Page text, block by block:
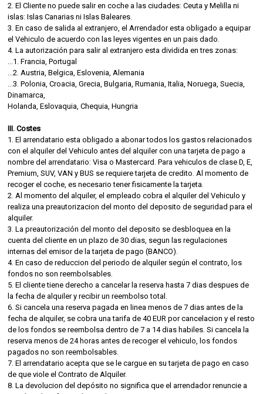
2. El Cliente no puede salir en coche a las ciudades: Ceuta y Melilla ni
islas: Islas Canarias ni Islas Baleares.
3. En caso de salida al extranjero, el Arrendador esta obligado a equipar
el Vehiculo de acuerdo con las leyes vigentes en un pais dado.
4. La autorización para salir al extranjero esta dividida en tres zonas:
...1. Francia, Portugal
...2. Austria, Belgica, Eslovenia, Alemania
...3. Polonia, Croacia, Grecia, Bulgaria, Rumania, Italia, Noruega, Suecia,
Dinamarca,
Holanda, Eslovaquia, Chequia, Hungria
III. Costes
1. El arrendatario esta obligado a abonar todos los gastos relacionados
con el alquiler del Vehiculo antes del alquiler con una tarjeta de pago a
nombre del arrendatario: Visa o Mastercard. Para vehiculos de clase D, E,
Premium, SUV, VAN y BUS se requiere tarjeta de credito. Al momento de
recoger el coche, es necesario tener fisicamente la tarjeta.
2. Al momento del alquiler, el empleado cobra el alquiler del Vehiculo y
realiza una preautorizacion del monto del deposito de seguridad para el
alquiler.
3. La preautorización del monto del deposito se desbloquea en la
cuenta del cliente en un plazo de 30 dias, segun las regulaciones
internas del emisor de la tarjeta de pago (BANCO).
4. En caso de reduccion del periodo de alquiler según el contrato, los
fondos no son reembolsables.
5. El cliente tiene derecho a cancelar la reserva hasta 7 dias despues de
la fecha de alquiler y recibir un reembolso total.
6. Si cancela una reserva pagada en linea menos de 7 dias antes de la
fecha de alquiler, se cobra una tarifa de 40 EUR por cancelacion y el resto
de los fondos se reembolsa dentro de 7 a 14 dias habiles. Si cancela la
reserva menos de 24 horas antes de recoger el vehiculo, los fondos
pagados no son reembolsables.
7. El arrendatario acepta que se le cargue en su tarjeta de pago en caso
de que viole el Contrato de Alquiler.
8. La devolucion del depósito no significa que el arrendador renuncie a